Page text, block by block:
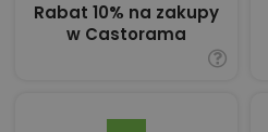
Rabat 10% na zakupy
w Castorama